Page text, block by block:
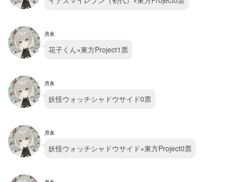
月永
花子くん×東方Project1票
月永
妖怪ウォッチシャドウサイド0票
月永
妖怪ウォッチシャドウサイド×東方Project0票